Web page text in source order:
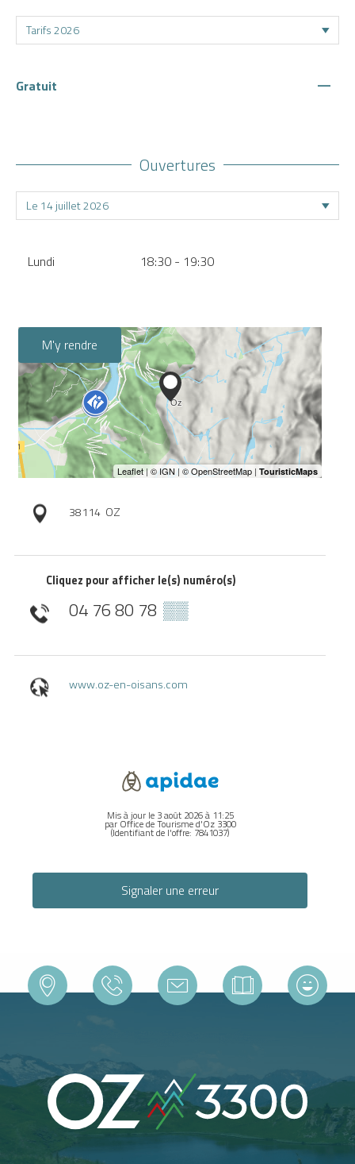
Gratuit —
Ouvertures
Lundi 18:30 - 19:30
M'y rendre
38114 OZ
Cliquez pour afficher le(s) numéro(s)
04 76 80 78 ▒▒
www.oz-en-oisans.com
Mis à jour le 3 août 2026 à 11:25
par Office de Tourisme d'Oz 3300
(Identifiant de l'offre: 7841037)
Signaler une erreur